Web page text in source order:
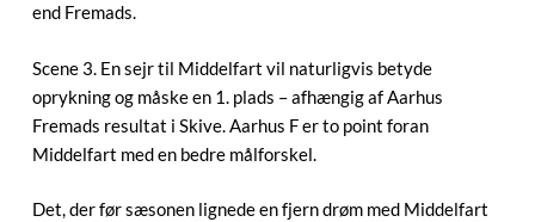
end Fremads.
Scene 3. En sejr til Middelfart vil naturligvis betyde
oprykning og måske en 1. plads – afhængig af Aarhus
Fremads resultat i Skive. Aarhus F er to point foran
Middelfart med en bedre målforskel.
Det, der før sæsonen lignede en fjern drøm med Middelfart